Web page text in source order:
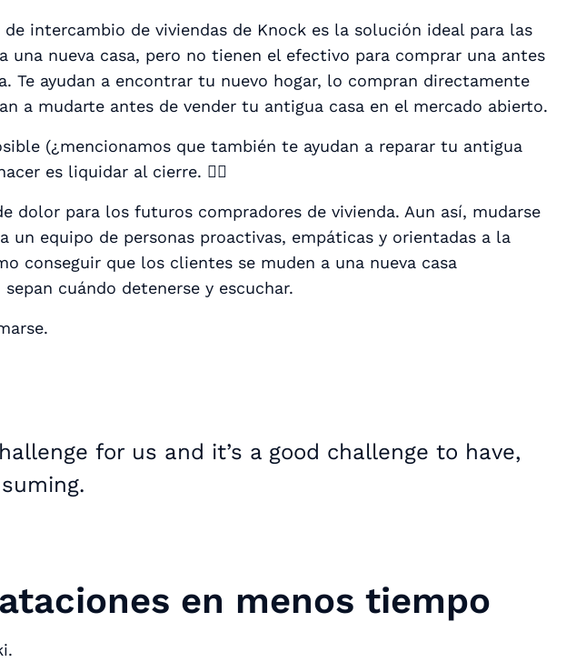
intercambio de viviendas de Knock es la solución ideal para las
una nueva casa, pero no tienen el efectivo para comprar una antes
Te ayudan a encontrar tu nuevo hogar, lo compran directamente
a mudarte antes de vender tu antigua casa en el mercado abierto.
(¿mencionamos que también te ayudan a reparar tu antigua
es liquidar al cierre. 👍🏽
dolor para los futuros compradores de vivienda. Aun así, mudarse
un equipo de personas proactivas, empáticas y orientadas a la
conseguir que los clientes se muden a una nueva casa
cuándo detenerse y escuchar.
for us and it’s a good challenge to have,
en menos tiempo